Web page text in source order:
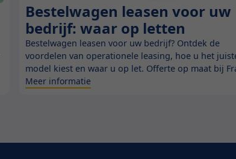
Blog
Bestelwagen leasen voor uw
bedrijf: waar op letten
Bestelwagen leasen voor uw bedrijf? Ontdek de
voordelen van operationele leasing, hoe u het
model kiest en waar u op let. Offerte op maat bij
Meer informatie